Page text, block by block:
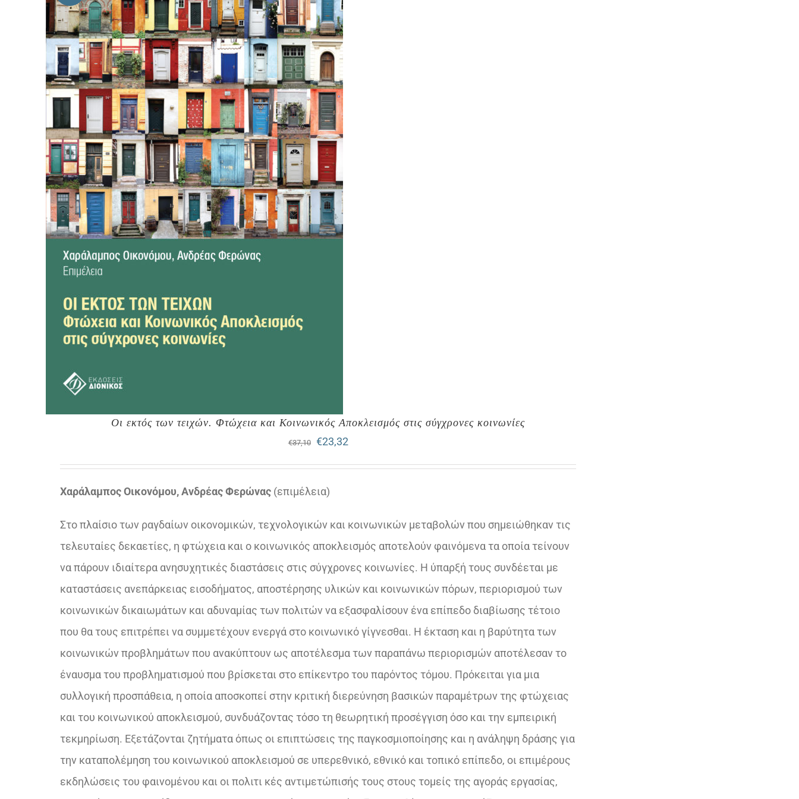
Οι εκτός των τειχών. Φτώχεια και Κοινωνικός Αποκλεισμός στις σύγχρονες κοινωνίες
€37,10
Original
price
€23,32Η
τρέχουσα
€23,32.
Χαράλαμπος Οικονόμου, Ανδρέας Φερώνας(επιμέλεια)
Στο πλαίσιο των ραγδαίων οικονομικών, τεχνολογικών και κοινωνικών μεταβολών που σημειώθηκαν τις
τελευταίες δεκαετίες, η φτώχεια και ο κοινωνικός αποκλεισμός αποτελούν φαινόμενα τα οποία τείνουν
να πάρουν ιδιαίτερα ανησυχητικές διαστάσεις στις σύγχρονες κοινωνίες. Η ύπαρξή τους συνδέεται με
καταστάσεις ανεπάρκειας εισοδήματος, αποστέρησης υλικών και κοινωνικών πόρων, περιορισμού των
κοινωνικών δικαιωμάτων και αδυναμίας των πολιτών να εξασφαλίσουν ένα επίπεδο διαβίωσης τέτοιο
που θα τους επιτρέπει να συμμετέχουν ενεργά στο κοινωνικό γίγνεσθαι. Η έκταση και η βαρύτητα των
κοινωνικών προβλημάτων που ανακύπτουν ως αποτέλεσμα των παραπάνω περιορισμών αποτέλεσαν το
έναυσμα του προβληματισμού που βρίσκεται στο επίκεντρο του παρόντος τόμου. Πρόκειται για μια
συλλογική προσπάθεια, η οποία αποσκοπεί στην κριτική διερεύνηση βασικών παραμέτρων της φτώχειας
και του κοινωνικού αποκλεισμού, συνδυάζοντας τόσο τη θεωρητική προσέγγιση όσο και την εμπειρική
τεκμηρίωση. Εξετάζονται ζητήματα όπως οι επιπτώσεις της παγκοσμιοποίησης και η ανάληψη δράσης για
την καταπολέμηση του κοινωνικού αποκλεισμού σε υπερεθνικό, εθνικό και τοπικό επίπεδο, οι επιμέρους
εκδηλώσεις του φαινομένου και οι πολιτι κές αντιμετώπισής τους στους τομείς της αγοράς εργασίας,